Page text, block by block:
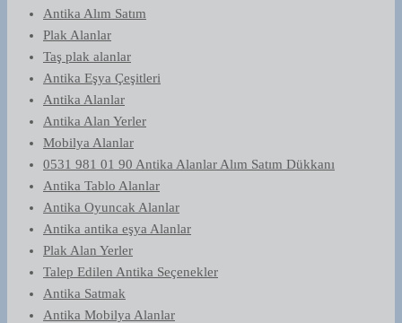
Antika Alım Satım
Plak Alanlar
Taş plak alanlar
Antika Eşya Çeşitleri
Antika Alanlar
Antika Alan Yerler
Mobilya Alanlar
0531 981 01 90 Antika Alanlar Alım Satım Dükkanı
Antika Tablo Alanlar
Antika Oyuncak Alanlar
Antika antika eşya Alanlar
Plak Alan Yerler
Talep Edilen Antika Seçenekler
Antika Satmak
Antika Mobilya Alanlar